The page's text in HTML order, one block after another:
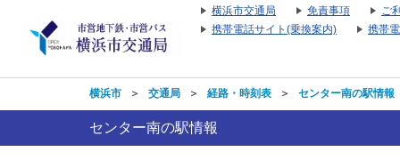
横浜市交通局 免責事項
ご
携帯電話サイト(乗換案内)
携帯
横浜市 ＞ 交通局 ＞ 経路・時刻表 ＞ センター南の駅情報
センター南の駅情報